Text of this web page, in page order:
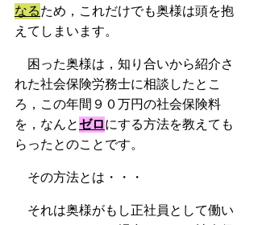
なるため，これだけでも奥様は頭を抱
えてしまいます。
困った奥様は，知り合いから紹介さ
れた社会保険労務士に相談したとこ
ろ，この年間９０万円の社会保険料
を，なんとゼロにする方法を教えても
らったとのことです。
その方法とは・・・
それは奥様がもし正社員として働い